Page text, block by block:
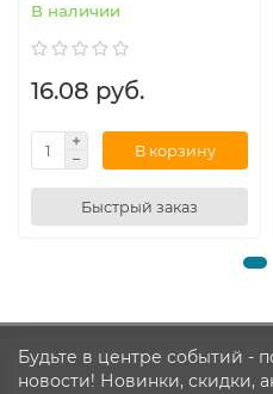
В наличии
16.08 руб.
В корзину
Быстрый заказ
Будьте в центре событий -
новости! Новинки, скидки,